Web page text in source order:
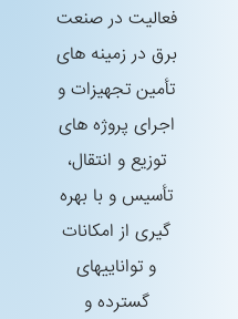
فعالیت در صنعت
برق در زمینه های
تأمین تجهیزات و
اجرای پروژه های
توزیع و انتقال،
تأسیس و با بهره
گیری از امكانات
و تواناییهای
گسترده و